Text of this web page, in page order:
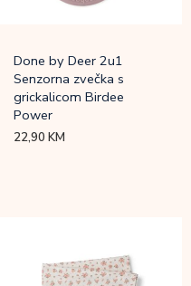
Done by Deer 2u1
Senzorna zvečka s
grickalicom Birdee
Power
22,90KM